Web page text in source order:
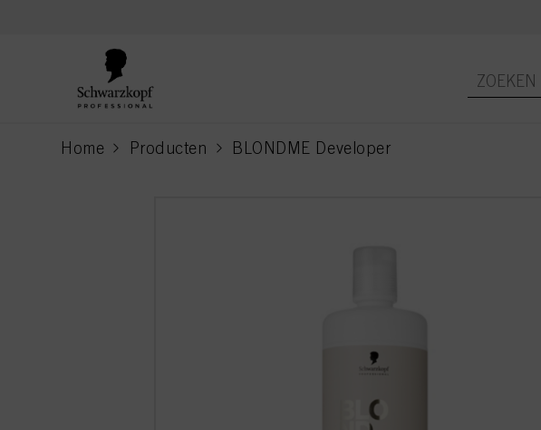
Home Producten BLONDME Developer
current page